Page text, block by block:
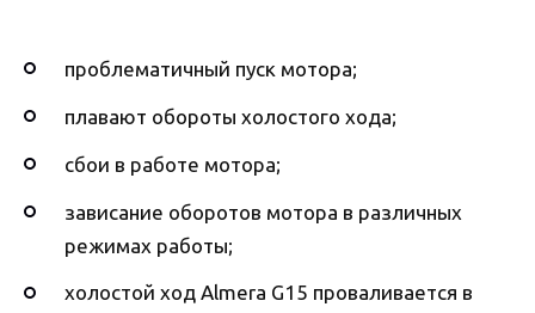
проблематичный пуск мотора;
плавают обороты холостого хода;
сбои в работе мотора;
зависание оборотов мотора в различных
режимах работы;
холостой ход Almera G15 проваливается в